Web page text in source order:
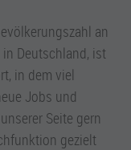
an
Deutschland, ist
in dem viel
Jobs und
Seite gern
gezielt